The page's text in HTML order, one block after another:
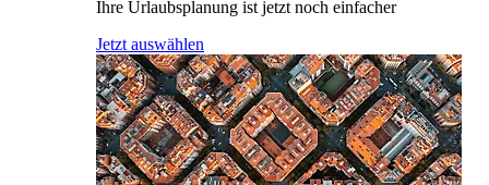
Ihre Urlaubsplanung ist jetzt noch einfacher
Jetzt auswählen